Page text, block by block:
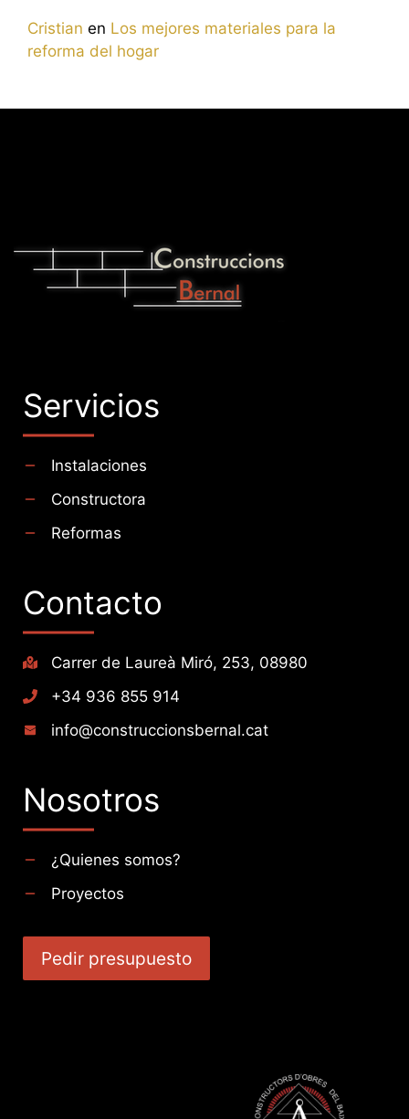
Cristian en Los mejores materiales para la
reforma del hogar
Servicios
Instalaciones
Constructora
Reformas
Contacto
Carrer de Laureà Miró, 253, 08980
+34 936 855 914
info@construccionsbernal.cat
Nosotros
¿Quienes somos?
Proyectos
Pedir presupuesto